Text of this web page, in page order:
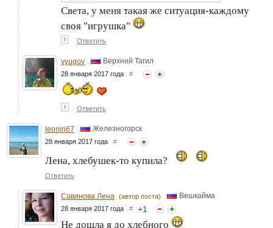
Света, у меня такая же ситуация-каждому
своя "игрушка"
↑ Ответить
vyugov Верхний Тагил
28 января 2017 года #
↑ Ответить
leonin67 Железногорск
28 января 2017 года #
Лена, хлебушек-то купила?
Ответить
Савинова Лена (автор поста) Вешкайма
28 января 2017 года # +1
Не дошла я до хлебного